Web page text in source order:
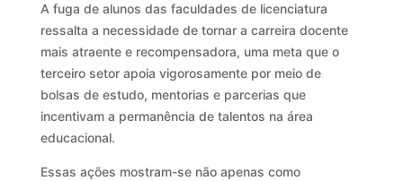
A fuga de alunos das faculdades de licenciatura
ressalta a necessidade de tornar a carreira docente
mais atraente e recompensadora, uma meta que o
terceiro setor apoia vigorosamente por meio de
bolsas de estudo, mentorias e parcerias que
incentivam a permanência de talentos na área
educacional.
Essas ações mostram-se não apenas como